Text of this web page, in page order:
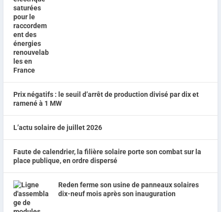
Prix négatifs : le seuil d’arrêt de production divisé par dix et
ramené à 1 MW
L’actu solaire de juillet 2026
Faute de calendrier, la filière solaire porte son combat sur la
place publique, en ordre dispersé
Reden ferme son usine de panneaux solaires
dix-neuf mois après son inauguration